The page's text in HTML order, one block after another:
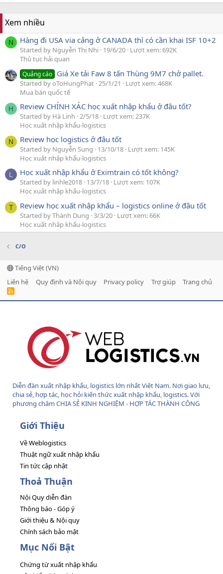
Xem nhiều
N Hàng đi USA via cảng ở CANADA thì có cần khai ISF 10+2
Started by Nguyễn Thị Nhi 19/6/20 Lượt xem: 692K
Thủ tục hải quan
Quảng cáo Giá Xe tải Faw 8 tấn Thùng 9M7 chở pallet.
Started by oToHungPhat 25/1/21
Lượt xem: 468K
Mua bán quốc tế
H Review CHÍNH XÁC học xuất nhập khẩu ở đâu tốt?
Started by Hà Linh 2/5/18 Lượt xem: 237K
Học xuất nhập khẩu-logistics
N Review học logistics ở đâu tốt
Started by Nguyễn Sung 13/10/18 Lượt xem: 145K
Học xuất nhập khẩu-logistics
L Học xuất nhập khẩu ở Eximtrain có tốt không?
Started by linhle2018 13/7/18 Lượt xem: 107K
Học xuất nhập khẩu-logistics
T Review học xuất nhập khẩu – logistics online ở đâu tốt
Started by Thành Dung 3/3/20 Lượt xem: 66K
Học xuất nhập khẩu-logistics
C/O
Tiếng Việt (VN)
Liên hệ
Quy định và Nội quy Privacy policy Trợ giúp Trang chủ
R
Diễn đàn xuất nhập khẩu, logistics lớn nhất Việt Nam. Nơi giao lưu,
chia sẻ, hợp tác, học hỏi kiến thức xuất nhập khẩu, logistics. Với
phương châm CHIA SẺ KINH NGHIỆM - HỢP TÁC THÀNH CÔNG
Giới Thiệu
Về Weblogistics
Thuật ngữ xuất nhập khẩu
Tin tức cập nhật
Thoả Thuận
Nội Quy diễn đàn
Thông báo - Góp ý
Giới thiệu & Nội quy
Chính sách bảo mật
Mục Nổi Bật
Chứng từ xuất nhập khẩu